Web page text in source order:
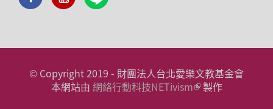
© Copyright 2019 - 財團法人台北愛樂文教基金會
本網站由 網絡行動科技NETivism 製作